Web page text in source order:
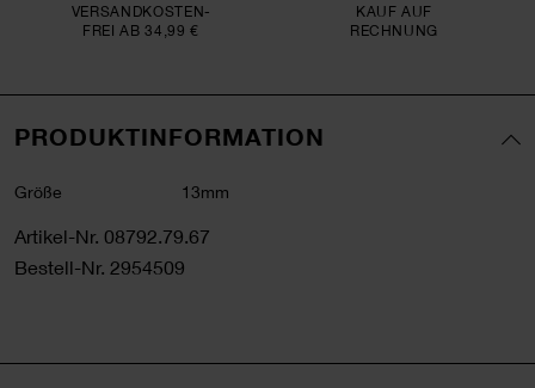
VERSAND­KOSTEN­
FREI AB 34,99 €
KAUF AUF
RECHNUNG
PRODUKTINFORMATION
Größe 13mm
Artikel-Nr. 08792.79.67
Bestell-Nr. 2954509